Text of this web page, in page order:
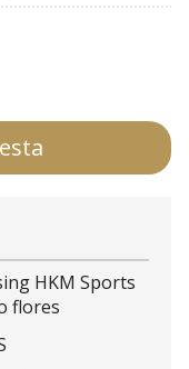
HKM Sports
flores